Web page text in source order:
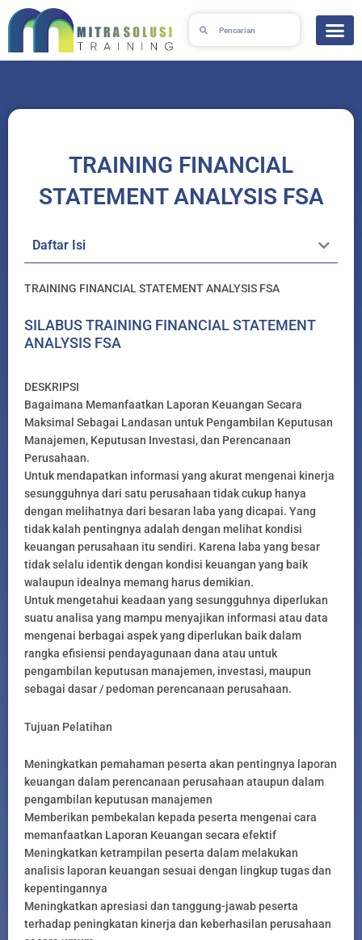
Skip
to
TRAINING FINANCIAL
STATEMENT ANALYSIS FSA
Daftar Isi
TRAINING FINANCIAL STATEMENT ANALYSIS FSA
SILABUS TRAINING FINANCIAL STATEMENT
ANALYSIS FSA
DESKRIPSI
Bagaimana Memanfaatkan Laporan Keuangan Secara
Maksimal Sebagai Landasan untuk Pengambilan Keputusan
Manajemen, Keputusan Investasi, dan Perencanaan
Perusahaan.
Untuk mendapatkan informasi yang akurat mengenai kinerja
sesungguhnya dari satu perusahaan tidak cukup hanya
dengan melihatnya dari besaran laba yang dicapai. Yang
tidak kalah pentingnya adalah dengan melihat kondisi
keuangan perusahaan itu sendiri. Karena laba yang besar
tidak selalu identik dengan kondisi keuangan yang baik
walaupun idealnya memang harus demikian.
Untuk mengetahui keadaan yang sesungguhnya diperlukan
suatu analisa yang mampu menyajikan informasi atau data
mengenai berbagai aspek yang diperlukan baik dalam
rangka efisiensi pendayagunaan dana atau untuk
pengambilan keputusan manajemen, investasi, maupun
sebagai dasar / pedoman perencanaan perusahaan.
Tujuan Pelatihan
Meningkatkan pemahaman peserta akan pentingnya laporan
keuangan dalam perencanaan perusahaan ataupun dalam
pengambilan keputusan manajemen
Memberikan pembekalan kepada peserta mengenai cara
memanfaatkan Laporan Keuangan secara efektif
Meningkatkan ketrampilan peserta dalam melakukan
analisis laporan keuangan sesuai dengan lingkup tugas dan
kepentingannya
Meningkatkan apresiasi dan tanggung-jawab peserta
terhadap peningkatan kinerja dan keberhasilan perusahaan